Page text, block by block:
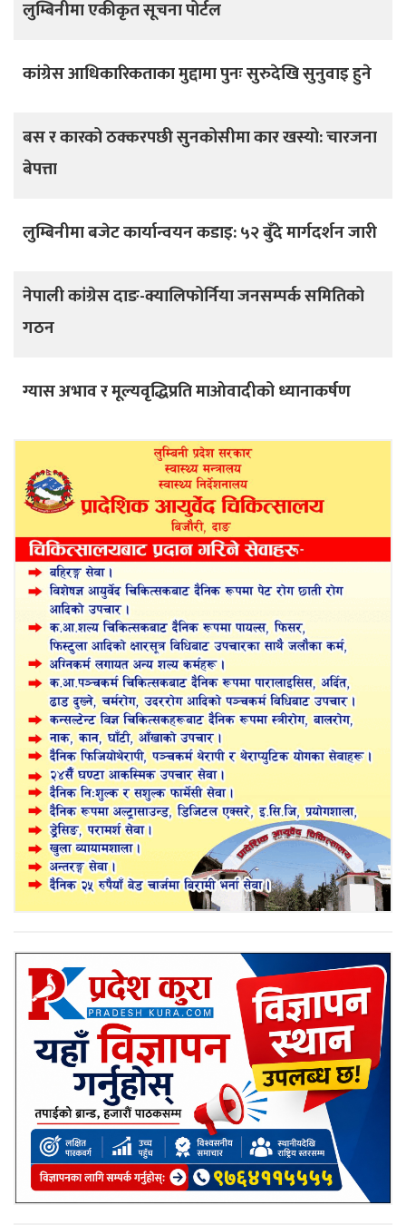
लुम्बिनीमा एकीकृत सूचना पोर्टल
कांग्रेस आधिकारिकताका मुद्दामा पुनः सुरुदेखि सुनुवाइ हुने
बस र कारको ठक्करपछी सुनकोसीमा कार खस्यो: चारजना
बेपत्ता
लुम्बिनीमा बजेट कार्यान्वयन कडाइ: ५२ बुँदे मार्गदर्शन जारी
नेपाली कांग्रेस दाङ-क्यालिफोर्निया जनसम्पर्क समितिको
गठन
ग्यास अभाव र मूल्यवृद्धिप्रति माओवादीको ध्यानाकर्षण